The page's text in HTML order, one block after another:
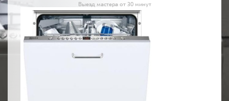
Выезд мастера от 30 минут